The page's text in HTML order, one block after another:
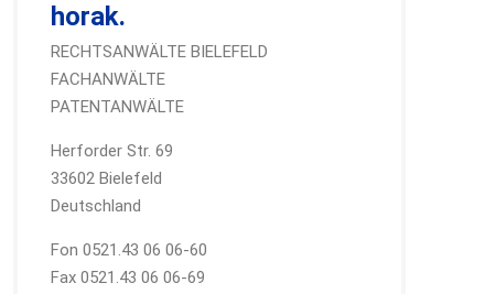
horak.
RECHTSANWÄLTE BIELEFELD
FACHANWÄLTE
PATENTANWÄLTE
Herforder Str. 69
33602 Bielefeld
Deutschland
Fon 0521.43 06 06-60
Fax 0521.43 06 06-69